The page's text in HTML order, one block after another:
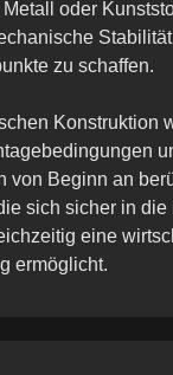
oder
zu schaffen.
Konstruktion
von Beginn an
sich sicher in die
eine
ermöglicht.